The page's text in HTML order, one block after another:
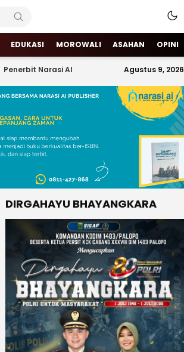
EDUKASI MOROWALI ASAHAN OPINI
Penerbit Narasi AI Agustus 9, 2026
DIRGAHAYU BHAYANGKARA